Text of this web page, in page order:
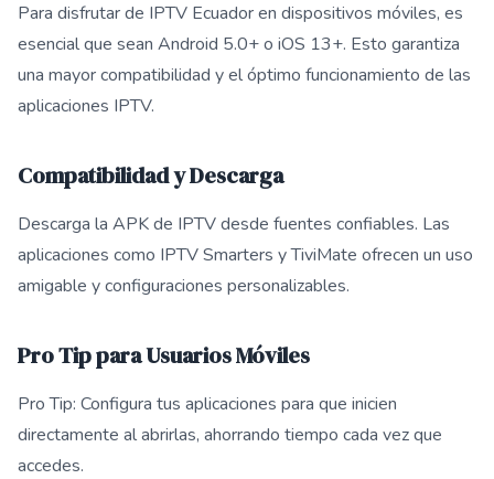
Para disfrutar de IPTV Ecuador en dispositivos móviles, es
esencial que sean Android 5.0+ o iOS 13+. Esto garantiza
una mayor compatibilidad y el óptimo funcionamiento de las
aplicaciones IPTV.
Compatibilidad y Descarga
Descarga la APK de IPTV desde fuentes confiables. Las
aplicaciones como IPTV Smarters y TiviMate ofrecen un uso
amigable y configuraciones personalizables.
Pro Tip para Usuarios Móviles
Pro Tip: Configura tus aplicaciones para que inicien
directamente al abrirlas, ahorrando tiempo cada vez que
accedes.